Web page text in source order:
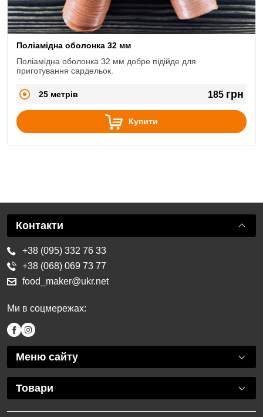
Поліамідна оболонка 32 мм
Поліамідна оболонка 32 мм добре підійде для
приготування сардельок.
25 метрів 185 грн
Купити
Меню сайту
Товари
Контакти
+38 (095) 332 76 33
+38 (068) 069 73 77
food_maker@ukr.net
Ми в соцмережах: